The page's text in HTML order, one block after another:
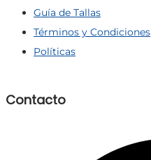
Guía de Tallas
Términos y Condiciones
Políticas
Contacto